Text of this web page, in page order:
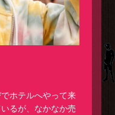
ホテルへやって来
るが、なかなか売